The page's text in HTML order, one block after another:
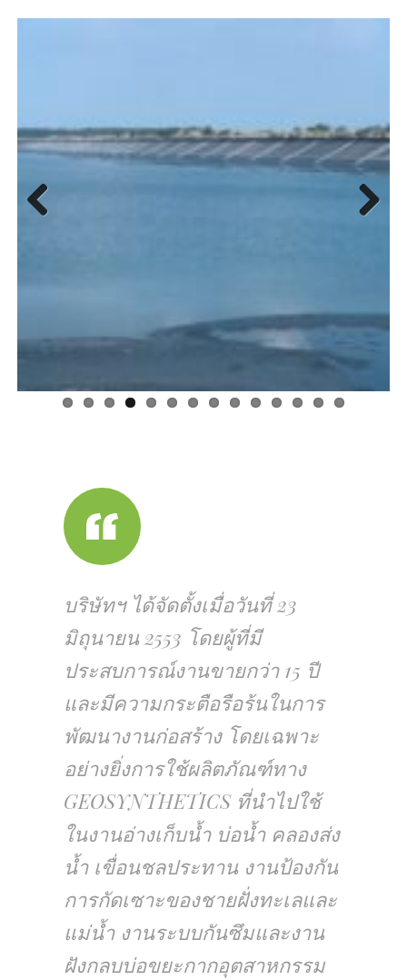
บริษัทฯ ได้จัดตั้งเมื่อวันที่ 23
มิถุนายน 2553 โดยผู้ที่มี
ประสบการณ์งานขายกว่า 15 ปี
และมีความกระตือรือร้นในการ
พัฒนางานก่อสร้าง โดยเฉพาะ
อย่างยิ่งการใช้ผลิตภัณฑ์ทาง
GEOSYNTHETICS ที่นำไปใช้
ในงานอ่างเก็บน้ำ บ่อน้ำ คลองส่ง
น้ำ เขื่อนชลประทาน งานป้องกัน
การกัดเซาะของชายฝั่งทะเลและ
แม่น้ำ งานระบบกันซึมและงาน
ฝังกลบบ่อขยะกากอุตสาหกรรม